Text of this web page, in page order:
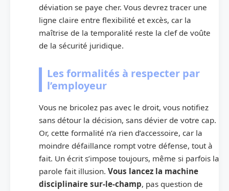
déviation se paye cher. Vous devrez tracer une
ligne claire entre flexibilité et excès, car la
maîtrise de la temporalité reste la clef de voûte
de la sécurité juridique.
Les formalités à respecter par
l’employeur
Vous ne bricolez pas avec le droit, vous notifiez
sans détour la décision, sans dévier de votre cap.
Or, cette formalité n’a rien d’accessoire, car la
moindre défaillance rompt votre défense, tout à
fait. Un écrit s’impose toujours, même si parfois la
parole fait illusion. Vous lancez la machine
disciplinaire sur-le-champ, pas question de